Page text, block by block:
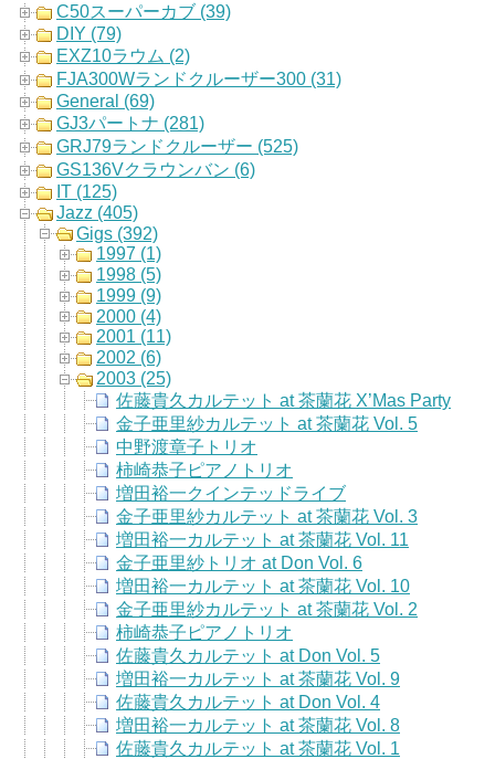
C50スーパーカブ (39)
DIY (79)
EXZ10ラウム (2)
FJA300Wランドクルーザー300 (31)
General (69)
GJ3パートナ (281)
GRJ79ランドクルーザー (525)
GS136Vクラウンバン (6)
IT (125)
Jazz (405)
Gigs (392)
1997 (1)
1998 (5)
1999 (9)
2000 (4)
2001 (11)
2002 (6)
2003 (25)
佐藤貴久カルテット at 茶蘭花 X’Mas Party
金子亜里紗カルテット at 茶蘭花 Vol. 5
中野渡章子トリオ
柿崎恭子ピアノトリオ
増田裕一クインテッドライブ
金子亜里紗カルテット at 茶蘭花 Vol. 3
増田裕一カルテット at 茶蘭花 Vol. 11
金子亜里紗トリオ at Don Vol. 6
増田裕一カルテット at 茶蘭花 Vol. 10
金子亜里紗カルテット at 茶蘭花 Vol. 2
柿崎恭子ピアノトリオ
佐藤貴久カルテット at Don Vol. 5
増田裕一カルテット at 茶蘭花 Vol. 9
佐藤貴久カルテット at Don Vol. 4
増田裕一カルテット at 茶蘭花 Vol. 8
佐藤貴久カルテット at 茶蘭花 Vol. 1